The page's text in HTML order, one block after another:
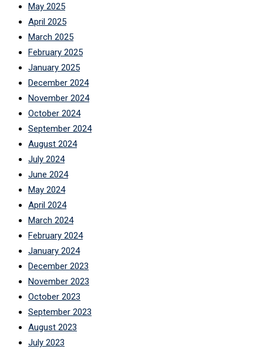
May 2025
April 2025
March 2025
February 2025
January 2025
December 2024
November 2024
October 2024
September 2024
August 2024
July 2024
June 2024
May 2024
April 2024
March 2024
February 2024
January 2024
December 2023
November 2023
October 2023
September 2023
August 2023
July 2023